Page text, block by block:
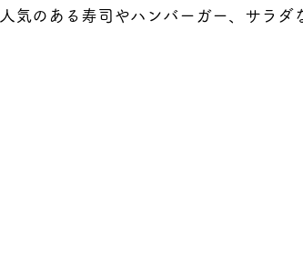
気のある寿司やハンバーガー、サラ